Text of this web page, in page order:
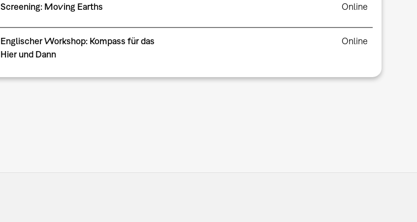
Screening: Moving Earths Online
Englischer Workshop: Kompass für das
Hier und Dann
Online